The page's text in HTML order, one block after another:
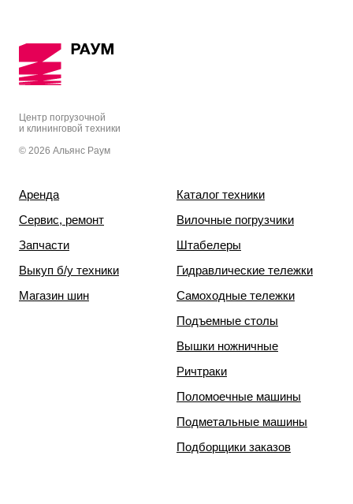
Центр погрузочной
и клининговой техники
© 2026 Альянс Раум
Аренда
Сервис, ремонт
Запчасти
Выкуп б/у техники
Магазин шин
Каталог техники
Вилочные погрузчики
Штабелеры
Гидравлические тележки
Самоходные тележки
Подъемные столы
Вышки ножничные
Ричтраки
Поломоечные машины
Подметальные машины
Подборщики заказов